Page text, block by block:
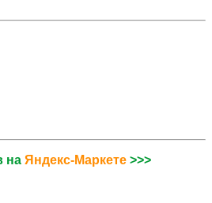
на Яндекс-Маркете >>>